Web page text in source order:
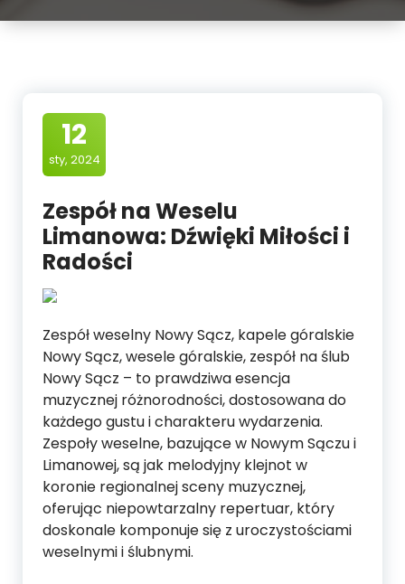
12
sty, 2024
Zespół na Weselu
Limanowa: Dźwięki Miłości i
Radości
Zespół weselny Nowy Sącz, kapele góralskie
Nowy Sącz, wesele góralskie, zespół na ślub
Nowy Sącz – to prawdziwa esencja
muzycznej różnorodności, dostosowana do
każdego gustu i charakteru wydarzenia.
Zespoły weselne, bazujące w Nowym Sączu i
Limanowej, są jak melodyjny klejnot w
koronie regionalnej sceny muzycznej,
oferując niepowtarzalny repertuar, który
doskonale komponuje się z uroczystościami
weselnymi i ślubnymi.